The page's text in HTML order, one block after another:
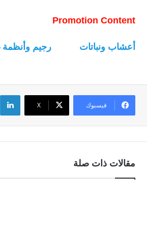
Promotion Content
أعشاب ونباتات رجيم وأنظمة
فيسبوك ‫X
مقالات ذات صلة